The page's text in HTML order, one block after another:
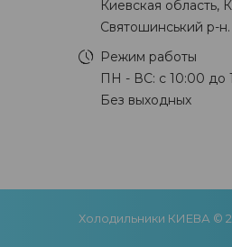
Киевская область,
Святошинський р-н.
Режим работы
ПН - ВС: с 10:00 до
Без выходных
Холодильники КИЕВА ©